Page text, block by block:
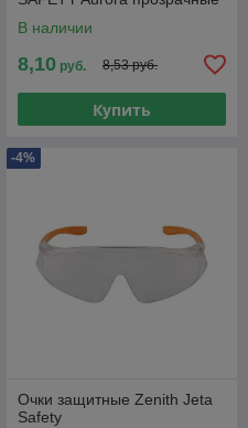
В наличии
8,10 руб. 8,53 руб.
Купить
-4%
Очки защитные Zenith Jeta
Safety